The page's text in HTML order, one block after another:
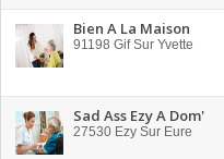
Bien A La Maison
91198 Gif Sur Yvette
Sad Ass Ezy A Dom'
27530 Ezy Sur Eure